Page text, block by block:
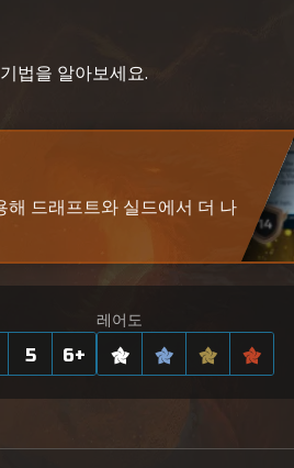
법을 알아보세요.
드래프트와 실드에서 더 나
5 6+
레어도